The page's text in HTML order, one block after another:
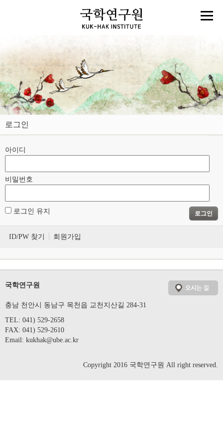
로그인
아이디
비밀번호
로그인 유지 로그인
ID/PW 찾기 회원가입
국학연구원
충남 천안시 동남구 목천읍 교천지산길 284-31
TEL: 041) 529-2658
FAX: 041) 529-2610
Email: kukhak@ube.ac.kr
Copyright 2016 국학연구원 All right reserved.